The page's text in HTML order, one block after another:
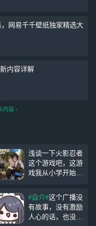
网易千千壁纸独家精选大
内容详解
内容
浅谈一下火影忍者
这个游戏吧，这游
戏我从小学开始就
入坑的时候还是博
人传黑土刚上线，
我直接说结论，火
影忍者药剂拨万丹
#自介#这个广播没
有故事，没有激励
人心的话，也没什